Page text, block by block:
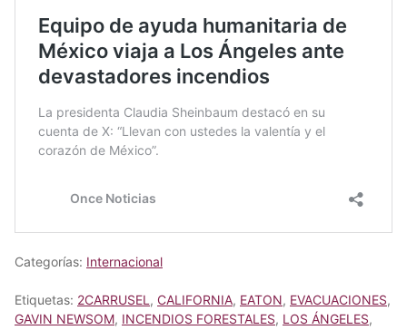
Categorías: Internacional
Etiquetas: 2CARRUSEL , CALIFORNIA, EATON, EVACUACIONES,
GAVIN NEWSOM, INCENDIOS FORESTALES, LOS ÁNGELES,